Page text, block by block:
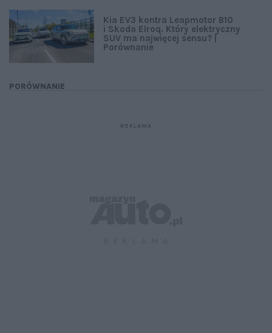
PORÓWNANIE
Kia EV3 kontra Leapmotor B10
i Skoda Elroq. Który elektryczny
SUV ma najwięcej sensu? |
Porównanie